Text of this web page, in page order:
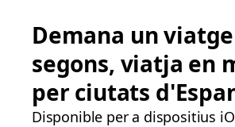
Demana un
segons, viatja en
per ciutats
Disponible per a dispositius